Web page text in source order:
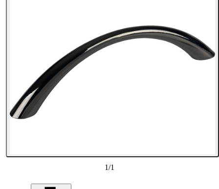
1/1